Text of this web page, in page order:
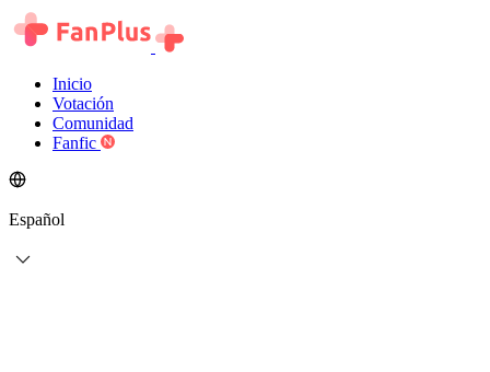
Inicio
Votación
Comunidad
Fanfic
Español